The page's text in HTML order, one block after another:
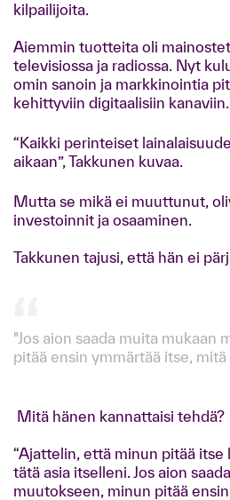
kilpailijoita.
Aiemmin tuotteita oli
televisiossa ja radiossa. Nyt
omin sanoin ja markkinointia
kehittyviin digitaalisiin kanaviin.
“Kaikki perinteiset
aikaan”, Takkunen kuvaa.
Mutta se mikä ei muuttunut,
investoinnit ja osaaminen.
Takkunen tajusi, että hän ei
"Jos aion saada muita mukaan
pitää ensin ymmärtää itse, mitä
Mitä hänen kannattaisi tehdä?
“Ajattelin, että minun pitää itse
tätä asia itselleni. Jos aion
muutokseen, minun pitää